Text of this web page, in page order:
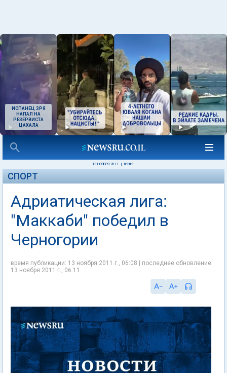
ИСПАНЕЦ ЗРЯ
НАПАЛ НА
РЕЗЕРВИСТА
ЦАХАЛА
13 НОЯБРЯ 2011 09:09
СПОРТ
Адриатическая лига:
"Маккаби" победил в
Черногории
время публикации: 13 ноября 2011 г., 06:08 | последнее обновление:
13 ноября 2011 г., 06:11